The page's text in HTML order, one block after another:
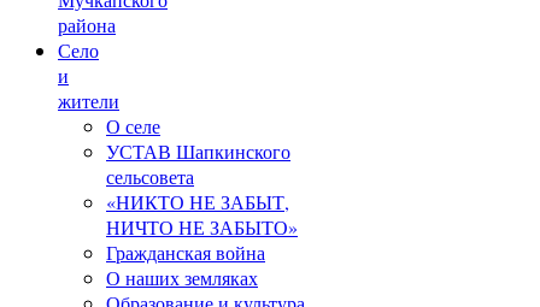
района
Село
и
жители
О селе
УСТАВ Шапкинского
сельсовета
«НИКТО НЕ ЗАБЫТ,
НИЧТО НЕ ЗАБЫТО»
Гражданская война
О наших земляках